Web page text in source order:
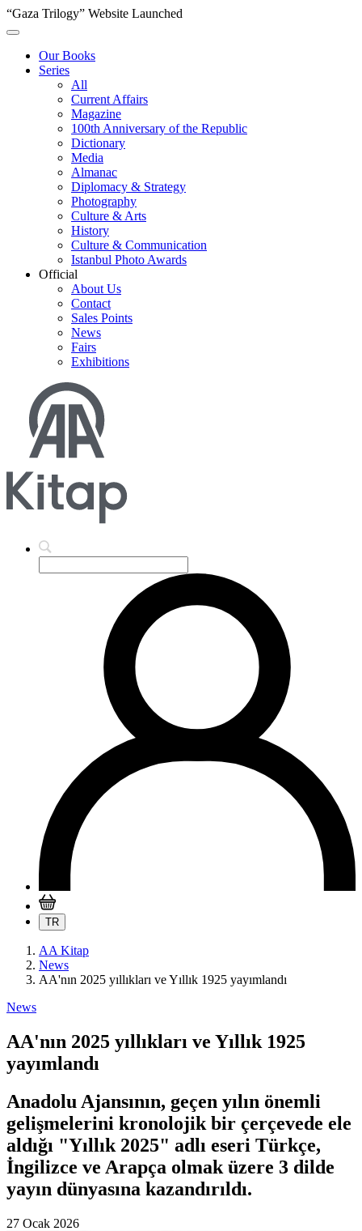
“Gaza Trilogy” Website Launched
Our Books
Series
All
Current Affairs
Magazine
100th Anniversary of the Republic
Dictionary
Media
Almanac
Diplomacy & Strategy
Photography
Culture & Arts
History
Culture & Communication
Istanbul Photo Awards
Official
About Us
Contact
Sales Points
News
Fairs
Exhibitions
TR
AA Kitap
News
AA'nın 2025 yıllıkları ve Yıllık 1925 yayımlandı
News
AA'nın 2025 yıllıkları ve Yıllık 1925
yayımlandı
Anadolu Ajansının, geçen yılın önemli
gelişmelerini kronolojik bir çerçevede ele
aldığı "Yıllık 2025" adlı eseri Türkçe,
İngilizce ve Arapça olmak üzere 3 dilde
yayın dünyasına kazandırıldı.
27 Ocak 2026